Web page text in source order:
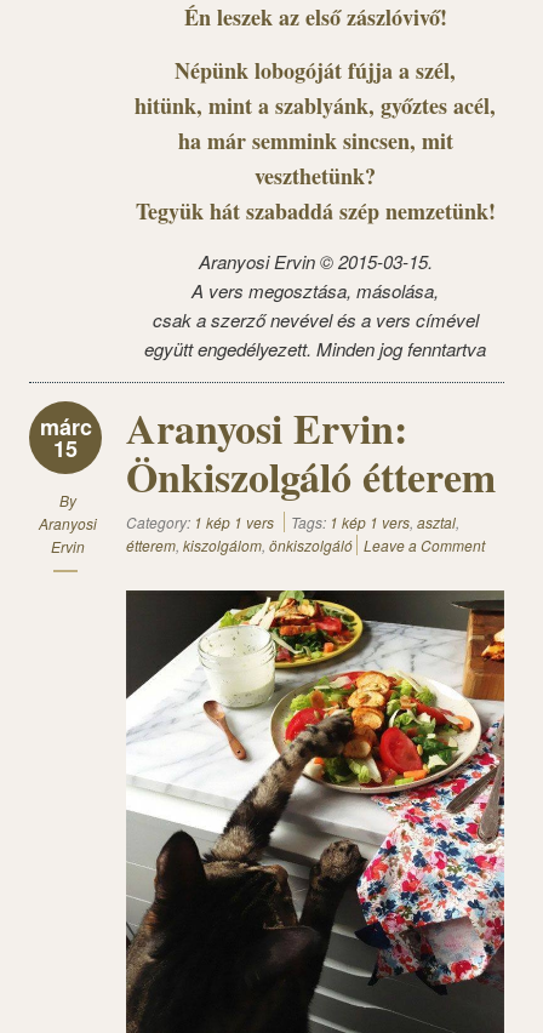
Én leszek az első zászlóvivő!
Népünk lobogóját fújja a szél,
hitünk, mint a szablyánk, győztes acél,
ha már semmink sincsen, mit
veszthetünk?
Tegyük hát szabaddá szép nemzetünk!
Aranyosi Ervin © 2015-03-15.
A vers megosztása, másolása,
csak a szerző nevével és a vers címével
együtt engedélyezett. Minden jog fenntartva
márc
15
By
Aranyosi
Ervin
Aranyosi Ervin:
Önkiszolgáló étterem
Category: 1 kép 1 vers Tags: 1 kép 1 vers, asztal,
étterem, kiszolgálom, önkiszolgáló Leave a Comment